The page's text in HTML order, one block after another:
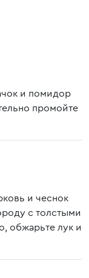
и помидор
промойте
и чеснок
с толстыми
обжарьте лук и